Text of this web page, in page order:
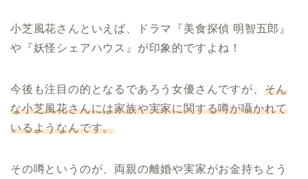
小芝風花さんといえば、ドラマ『美食探偵 明智五郎』
や『妖怪シェアハウス』が印象的ですよね！
今後も注目の的となるであろう女優さんですが、 そん
な小芝風花さんには家族や実家に関する噂が囁かれて
いるようなんです。
その噂というのが、両親の離婚や実家がお金持ちとう